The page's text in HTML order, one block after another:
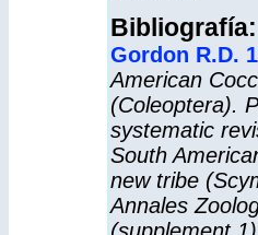
Bibliografía:
Gordon R.D.
American
(Coleoptera).
systematic
South
new tribe
Annales